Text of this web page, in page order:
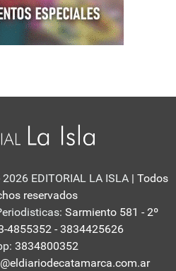
EDITORIAL LA ISLA | Todos
reservados
Sarmiento 581 - 2º
4855352 - 3834425626
3834800352